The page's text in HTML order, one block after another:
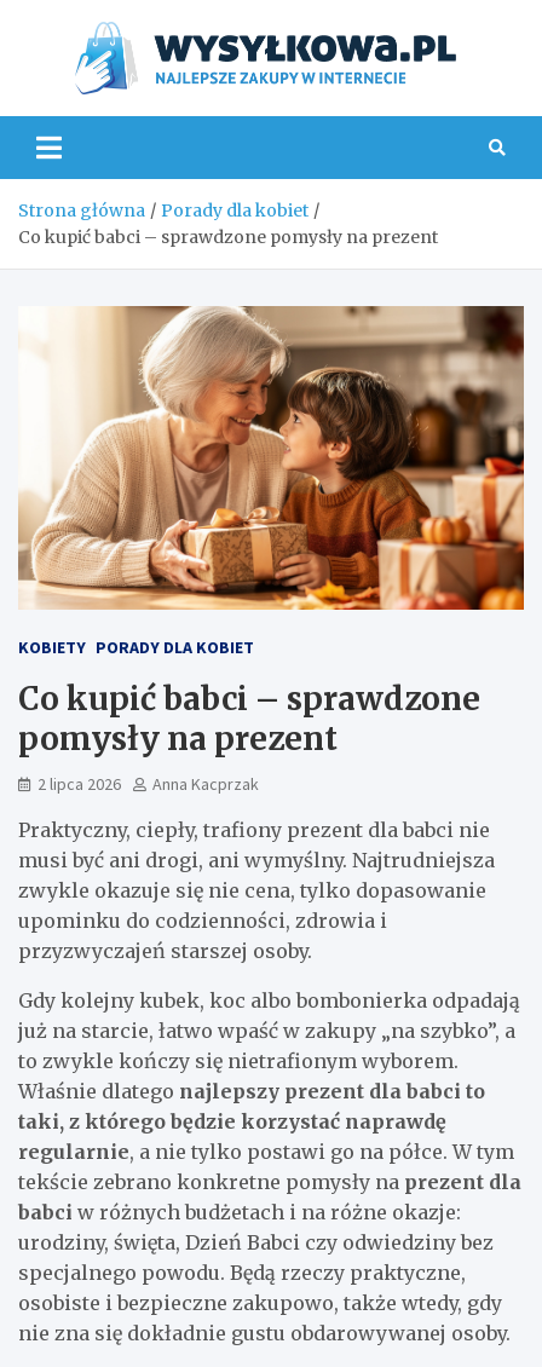
Strona główna
Porady dla kobiet
Co kupić babci – sprawdzone pomysły na prezent
KOBIETY PORADY DLA KOBIET
Co kupić babci – sprawdzone
pomysły na prezent
2 lipca 2026 Anna Kacprzak
Praktyczny, ciepły, trafiony prezent dla babci nie
musi być ani drogi, ani wymyślny. Najtrudniejsza
zwykle okazuje się nie cena, tylko dopasowanie
upominku do codzienności, zdrowia i
przyzwyczajeń starszej osoby.
Gdy kolejny kubek, koc albo bombonierka odpadają
już na starcie, łatwo wpaść w zakupy „na szybko”, a
to zwykle kończy się nietrafionym wyborem.
Właśnie dlatego najlepszy prezent dla babci to
taki, z którego będzie korzystać naprawdę
regularnie, a nie tylko postawi go na półce. W tym
tekście zebrano konkretne pomysły na prezent dla
babci w różnych budżetach i na różne okazje:
urodziny, święta, Dzień Babci czy odwiedziny bez
specjalnego powodu. Będą rzeczy praktyczne,
osobiste i bezpieczne zakupowo, także wtedy, gdy
nie zna się dokładnie gustu obdarowywanej osoby.